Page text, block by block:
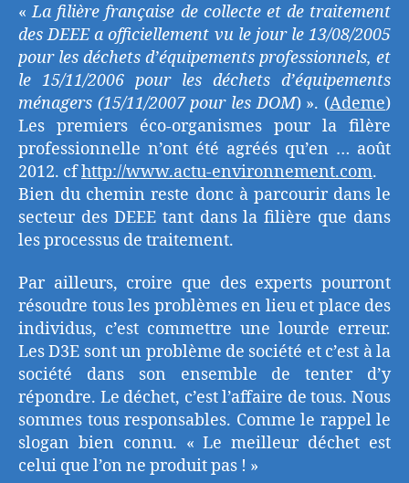
«La filière française de collecte et de traitement
des DEEE a officiellement vu le jour le 13/08/2005
pour les déchets d’équipements professionnels, et
le 15/11/2006 pour les déchets d’équipements
ménagers (15/11/2007 pour les DOM) ». (Ademe)
Les premiers éco-organismes pour la filère
professionnelle n’ont été agréés qu’en … août
2012. cfhttp://www.actu-environnement.com.
Bien du chemin reste donc à parcourir dans le
secteur des DEEE tant dans la filière que dans
les processus de traitement.
Par ailleurs, croire que des experts pourront
résoudre tous les problèmes en lieu et place des
individus, c’est commettre une lourde erreur.
Les D3E sont un problème de société et c’est à la
société dans son ensemble de tenter d’y
répondre. Le déchet, c’est l’affaire de tous. Nous
sommes tous responsables. Comme le rappel le
slogan bien connu. « Le meilleur déchet est
celui que l’on ne produit pas ! »